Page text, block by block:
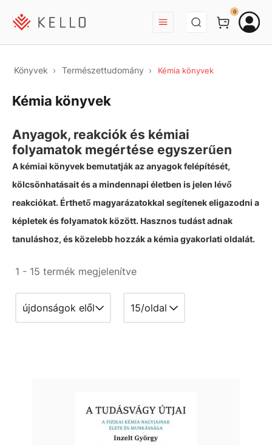
BEJELENTKEZÉS
0
Könyvek Természettudomány Kémia könyvek
Kémia könyvek
Anyagok, reakciók és kémiai
folyamatok megértése egyszerűen
A kémiai könyvek bemutatják az anyagok felépítését,
kölcsönhatásait és a mindennapi életben is jelen lévő
reakciókat. Érthető magyarázatokkal segítenek eligazodni a
képletek és folyamatok között. Hasznos tudást adnak
tanuláshoz, és közelebb hozzák a kémia gyakorlati oldalát.
1 - 15 termék megjelenítve